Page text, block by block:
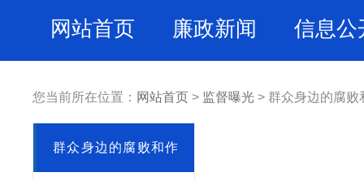
网站首页 廉政新闻 信息公
您当前所在位置： 网站首页 > 监督曝光 > 群众身边的腐败
群众身边的腐败和作